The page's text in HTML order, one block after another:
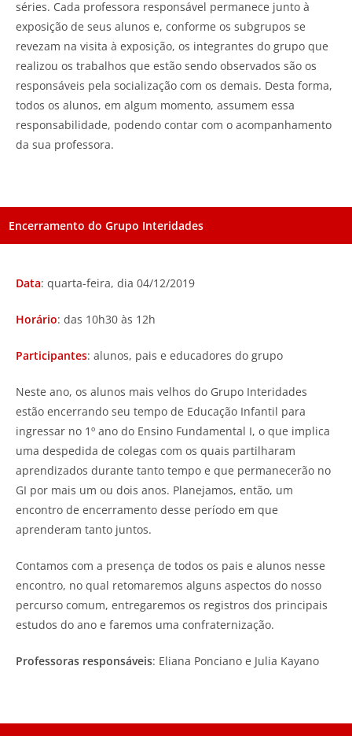
séries. Cada professora responsável permanece junto à
exposição de seus alunos e, conforme os subgrupos se
revezam na visita à exposição, os integrantes do grupo que
realizou os trabalhos que estão sendo observados são os
responsáveis pela socialização com os demais. Desta forma,
todos os alunos, em algum momento, assumem essa
responsabilidade, podendo contar com o acompanhamento
da sua professora.
Encerramento do Grupo Interidades
Data: quarta-feira, dia 04/12/2019
Horário: das 10h30 às 12h
Participantes: alunos, pais e educadores do grupo
Neste ano, os alunos mais velhos do Grupo Interidades
estão encerrando seu tempo de Educação Infantil para
ingressar no 1º ano do Ensino Fundamental I, o que implica
uma despedida de colegas com os quais partilharam
aprendizados durante tanto tempo e que permanecerão no
GI por mais um ou dois anos. Planejamos, então, um
encontro de encerramento desse período em que
aprenderam tanto juntos.
Contamos com a presença de todos os pais e alunos nesse
encontro, no qual retomaremos alguns aspectos do nosso
percurso comum, entregaremos os registros dos principais
estudos do ano e faremos uma confraternização.
Professoras responsáveis: Eliana Ponciano e Julia Kayano